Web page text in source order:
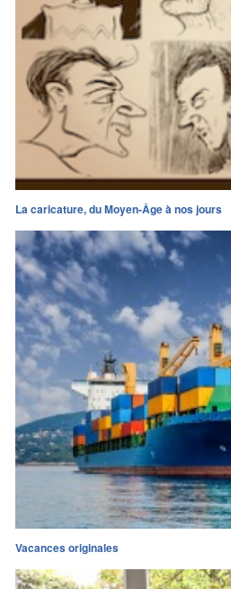
La caricature, du Moyen-Âge à nos jours
Vacances originales